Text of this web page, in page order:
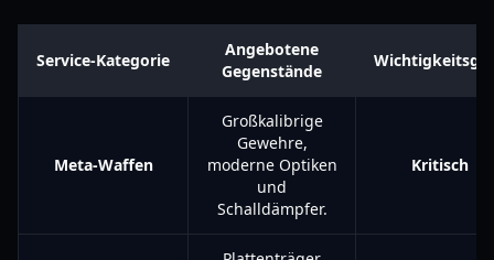
Service-Kategorie
Angebotene
Gegenstände
Meta-Waffen
Großkalibrige
Gewehre,
moderne Optiken
und
Schalldämpfer.
Kritisch